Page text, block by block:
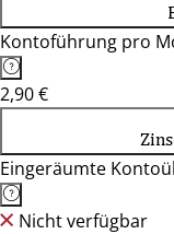
Kontoführung pro
2,90 €
Eingeräumte
Nicht verfügbar